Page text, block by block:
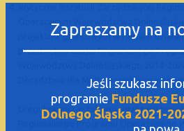
Operacyjnym Województwa
projektów grantowych w ramach
przedsiębiorczości Regionalnego
Doradztwo dla MŚP – projekty
Uregulowania w zakresie realizacji
Regionalnego Programu Operacyjnego
Zapraszamy na
Jeśli szukasz
programie Fundusze
Dolnego Śląska 2021-